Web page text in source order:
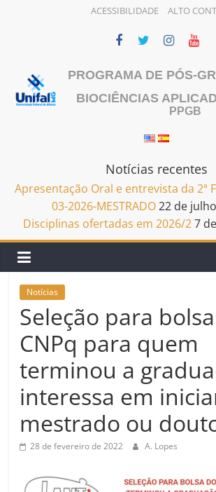
ACESSIBILIDADE ALTO
conteúdo
PROGRAMA DE PÓS-
BIOCIÊNCIAS
PPGB
Notícias recentes
Apresentação Oral e entrevista da 2ª
03-2026-MESTRADO 22 de
Disciplinas ofertadas em 2026/27
Notícias
Seleção para
CNPq para quem
terminou a
interessa em
mestrado ou
28 de fevereiro de 2022 A. Lopes